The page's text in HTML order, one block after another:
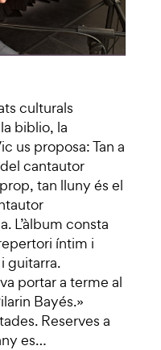
culturals
biblio, la
us proposa: Tan a
cantautor
tan lluny és el
L’àlbum consta
íntim i
guitarra.
portar a terme al
Bayés.»
Reserves a
es…